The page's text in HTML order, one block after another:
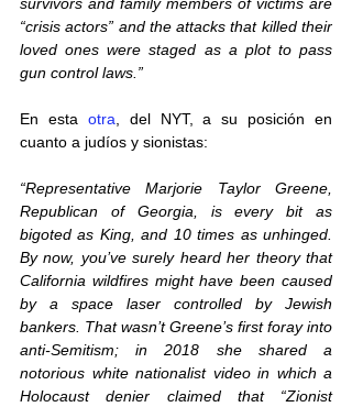
“crisis actors” and the attacks that killed their
loved ones were staged as a plot to pass
gun control laws.”
En esta otra , del NYT, a su posición en
cuanto a judíos y sionistas:
“Representative Marjorie Taylor Greene,
Republican of Georgia, is every bit as
bigoted as King, and 10 times as unhinged.
By now, you’ve surely heard her theory that
California wildfires might have been caused
by a space laser controlled by Jewish
bankers. That wasn’t Greene’s first foray into
anti-Semitism; in 2018 she shared a
notorious white nationalist video in which a
Holocaust denier claimed that “Zionist